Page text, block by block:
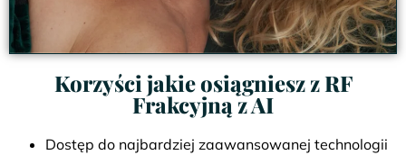
Korzyści jakie osiągniesz z RF
Frakcyjną z AI
Dostęp do najbardziej zaawansowanej technologii